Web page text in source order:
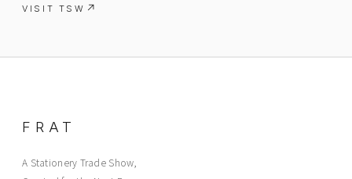
VISIT TSW
FRAT
A Stationery Trade Show,